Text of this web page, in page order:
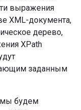
выражения
XML-документа,
дерево,
XPath
заданным
будем